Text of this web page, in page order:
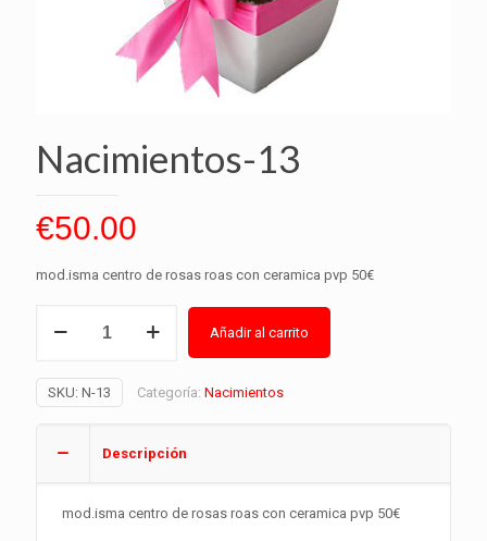
Nacimientos-13
€50.00
mod.isma centro de rosas roas con ceramica pvp 50€
Añadir al carrito
SKU: N-13 Categoría: Nacimientos
Descripción
mod.isma centro de rosas roas con ceramica pvp 50€